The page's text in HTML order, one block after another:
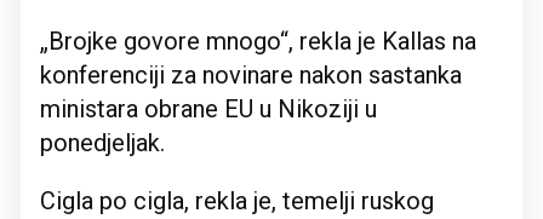
„Brojke govore mnogo“, rekla je Kallas na
konferenciji za novinare nakon sastanka
ministara obrane EU u Nikoziji u
ponedjeljak.
Cigla po cigla, rekla je, temelji ruskog